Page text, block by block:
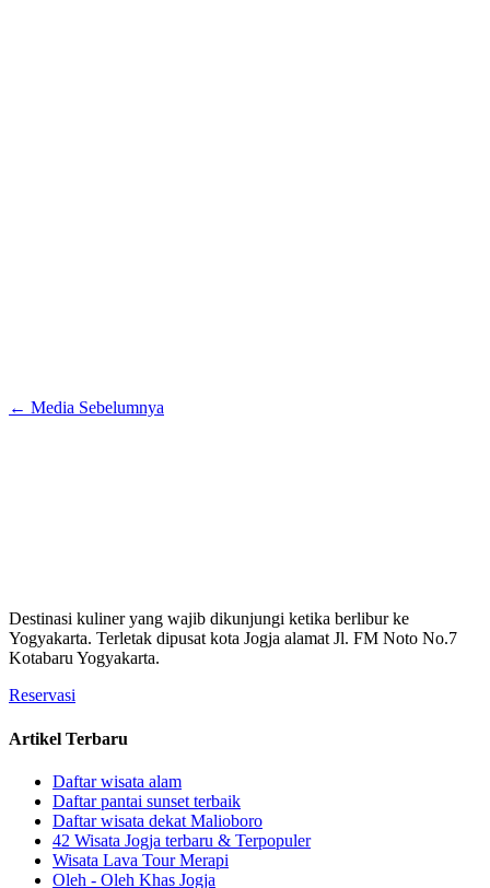
← Media Sebelumnya
Destinasi kuliner yang wajib dikunjungi ketika berlibur ke
Yogyakarta. Terletak dipusat kota Jogja alamat Jl. FM Noto No.7
Kotabaru Yogyakarta.
Reservasi
Artikel Terbaru
Daftar wisata alam
Daftar pantai sunset terbaik
Daftar wisata dekat Malioboro
42 Wisata Jogja terbaru & Terpopuler
Wisata Lava Tour Merapi
Oleh - Oleh Khas Jogja